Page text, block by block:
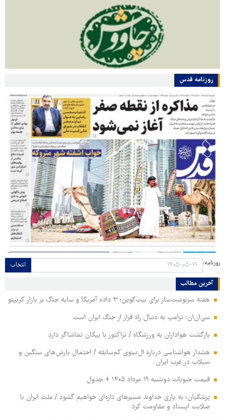
روزنامه قدس
روزنامه: انتخاب
آخرین مطالب
هفته سرنوشت‌ساز برای بیت‌کوین؛ ۳ داده آمریکا و سایه جنگ بر بازار کریپتو
سی‌ان‌ان: ترامپ به دنبال راه فرار از جنگ ایران است
بازگشت هواداران به ورزشگاه / تراکتور با پیکان تماشاگر دارد
هشدار هواشناسی درباره ال‌نینوی کم‌سابقه / احتمال بارش‌های سنگین و
سیلاب در غرب ایران
قیمت حبوبات دوشنبه ۱۹ مرداد ۱۴۰۵ + جدول
پزشکیان: به یاری خداوند مسیرهای تازه‌ای خواهیم گشود / ملت ایران با
صلابت ایستاد و مقاومت کرد